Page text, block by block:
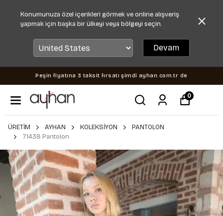
Konumunuza özel içerikleri görmek ve online alışveriş
yapmak için başka bir ülkeyi veya bölgeyi seçin.
Devam
Peşin fiyatına 3 taksit fırsatı şimdi ayhan.com.tr de
0
ÜRETİM AYHAN KOLEKSİYON
PANTOLON
71438 Pantolon